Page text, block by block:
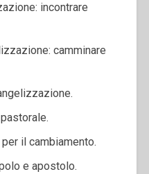
incontrare
camminare
il cambiamento.
e apostolo.